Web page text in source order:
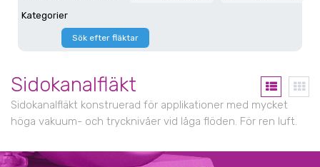
Kategorier
Sök efter fläktar
Sidokanalfläkt
Sidokanalfläkt konstruerad för applikationer med mycket
höga vakuum- och trycknivåer vid låga flöden. För ren luft.